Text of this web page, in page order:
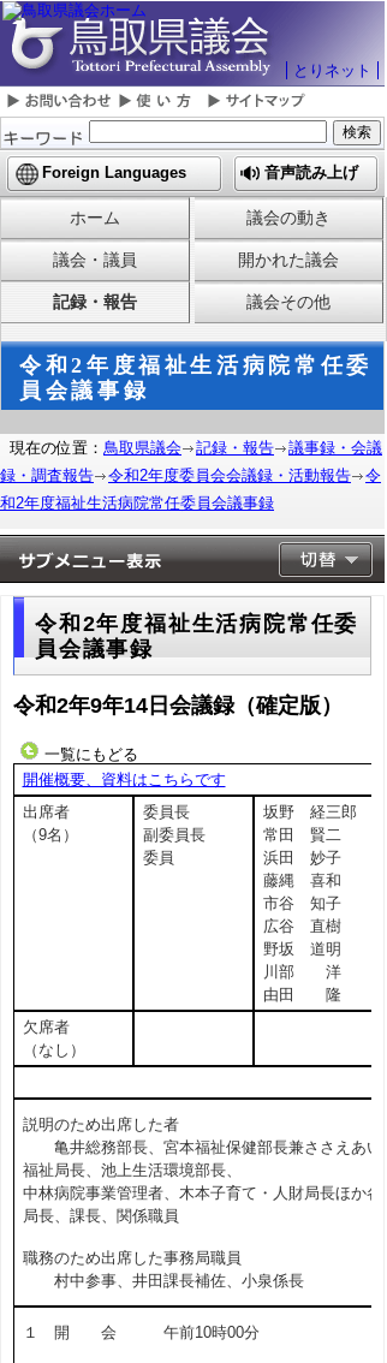
とりネット
Foreign Languages 音声読み上げ
ホーム 議会の動き
議会・議員 開かれた議会
記録・報告 議会その他
令和2年度福祉生活病院常任委
員会議事録
現在の位置： 鳥取県議会 記録・報告
議事録・会議
録・調査報告
令和2年度委員会会議録・活動報告
令
和2年度福祉生活病院常任委員会議事録
令和2年度福祉生活病院常任委
員会議事録
令和2年9年14日会議録（確定版）
一覧にもどる
開催概要、資料はこちらです
出席者
（9名）
委員長
副委員長
委員
坂野 経三郎
常田 賢二
浜田 妙子
藤縄 喜和
市谷 知子
広谷 直樹
野坂 道明
川部 洋
由田 隆
欠席者
（なし）
説明のため出席した者
亀井総務部長、宮本福祉保健部長兼ささえあい
福祉局長、池上生活環境部長、
中林病院事業管理者、木本子育て・人財局長ほか各
局長、課長、関係職員
職務のため出席した事務局職員
村中参事、井田課長補佐、小泉係長
１ 開 会 午前10時00分